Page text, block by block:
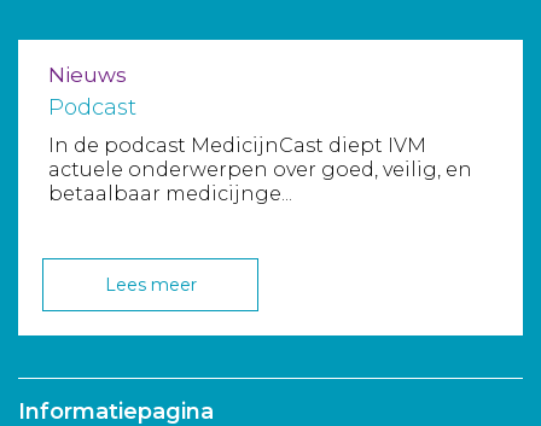
Nieuws
Podcast
In de podcast MedicijnCast diept IVM
actuele onderwerpen over goed, veilig, en
betaalbaar medicijnge...
Lees meer
Informatiepagina